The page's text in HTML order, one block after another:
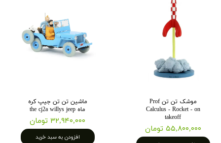
موشک تن تن Prof
Calculus - Rocket - on
takeoff
۵۵,۸۰۰,۰۰۰ تومان
ماشین تن تن جیپ کره
ماه the cj2a willys jeep
۳۲,۹۴۰,۰۰۰ تومان
افزودن به سبد خرید